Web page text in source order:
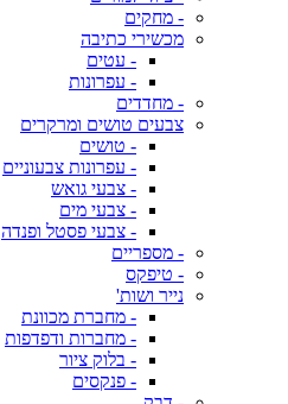
- מחקים
מכשירי כתיבה
- עטים
- עפרונות
- מחדדים
צבעים טושים ומרקרים
- טושים
- עפרונות צבעוניים
- צבעי גואש
- צבעי מים
- צבעי פסטל ופנדה
- מספריים
- טיפקס
נייר ושות'
- מחברת מכוונת
- מחברות ודפדפות
- בלוק ציור
- פנקסים